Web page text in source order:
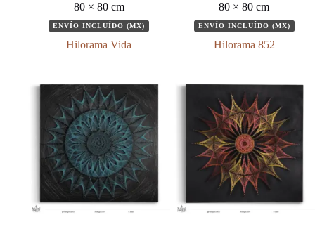
80 × 80 cm
ENVÍO INCLUÍDO (MX)
Hilorama Vida
80 × 80 cm
ENVÍO INCLUÍDO (MX)
Hilorama 852